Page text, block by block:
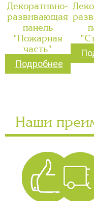
Декоративно-
развивающая
панель
"Пожарная
часть"
Подробнее
Наши